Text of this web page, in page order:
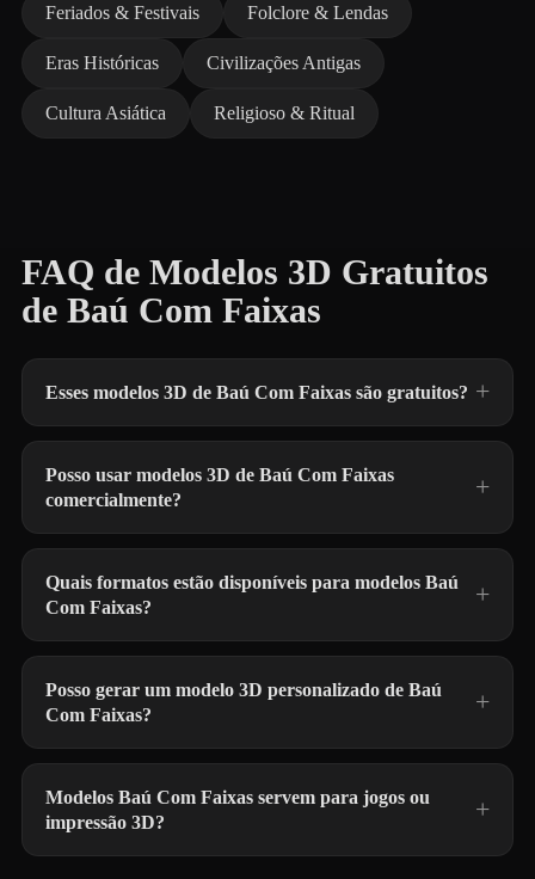
Feriados & Festivais Folclore & Lendas
Eras Históricas Civilizações Antigas
Cultura Asiática Religioso & Ritual
FAQ de Modelos 3D Gratuitos
de Baú Com Faixas
Esses modelos 3D de Baú Com Faixas são gratuitos?
Posso usar modelos 3D de Baú Com Faixas
comercialmente?
Quais formatos estão disponíveis para modelos Baú
Com Faixas?
Posso gerar um modelo 3D personalizado de Baú
Com Faixas?
Modelos Baú Com Faixas servem para jogos ou
impressão 3D?